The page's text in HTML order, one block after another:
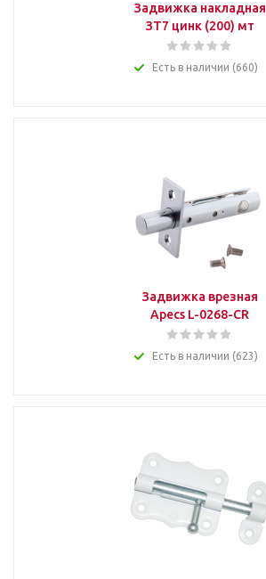
Задвижка накладная
ЗТ7 цинк (200) мт
Есть в наличии (660)
Задвижка врезная
Apecs L-0268-CR
Есть в наличии (623)